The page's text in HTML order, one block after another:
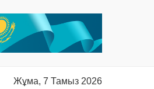
Жұма, 7 Тамыз 2026